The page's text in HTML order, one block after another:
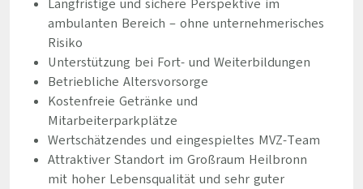
Langfristige und sichere Perspektive im
ambulanten Bereich – ohne unternehmerisches
Risiko
Unterstützung bei Fort- und Weiterbildungen
Betriebliche Altersvorsorge
Kostenfreie Getränke und
Mitarbeiterparkplätze
Wertschätzendes und eingespieltes MVZ-Team
Attraktiver Standort im Großraum Heilbronn
mit hoher Lebensqualität und sehr guter